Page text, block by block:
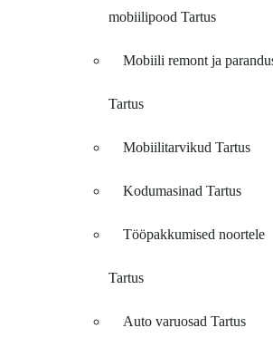
mobiilipood Tartus
Mobiili remont ja
Tartus
Mobiilitarvikud Tartus
Kodumasinad Tartus
Tööpakkumised noortele
Tartus
Auto varuosad Tartus